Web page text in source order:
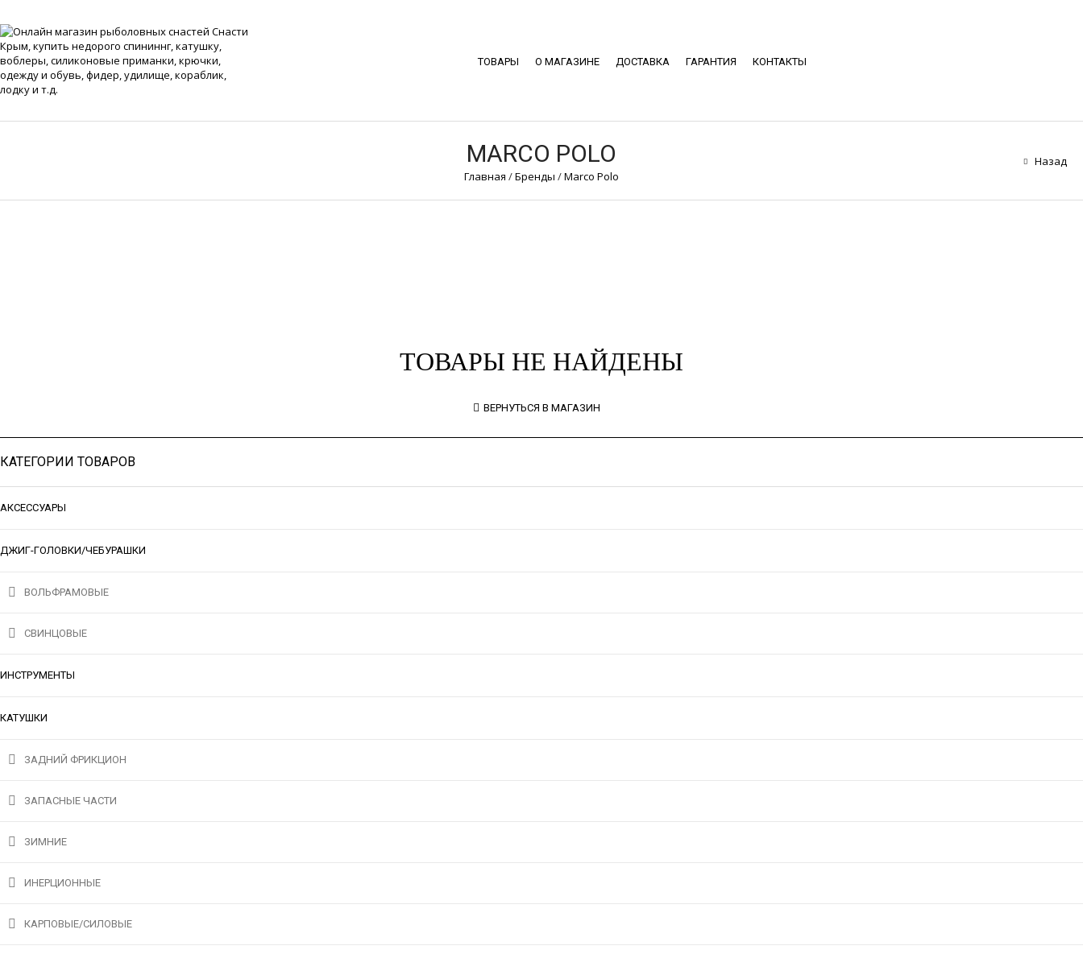
ТОВАРЫ О МАГАЗИНЕ ДОСТАВКА ГАРАНТИЯ КОНТАКТЫ
MARCO POLO
Главная /Бренды /Marco Polo
Назад
ТОВАРЫ НЕ НАЙДЕНЫ
ВЕРНУТЬСЯ В МАГАЗИН
КАТЕГОРИИ ТОВАРОВ
АКСЕССУАРЫ
ДЖИГ-ГОЛОВКИ/ЧЕБУРАШКИ
ВОЛЬФРАМОВЫЕ
СВИНЦОВЫЕ
ИНСТРУМЕНТЫ
КАТУШКИ
ЗАДНИЙ ФРИКЦИОН
ЗАПАСНЫЕ ЧАСТИ
ЗИМНИЕ
ИНЕРЦИОННЫЕ
КАРПОВЫЕ/СИЛОВЫЕ